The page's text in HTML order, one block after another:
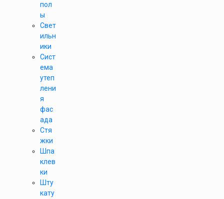
пол
ы
Свет
ильн
ики
Сист
ема
утеп
лени
я
фас
ада
Стя
жки
Шпа
клев
ки
Шту
кату